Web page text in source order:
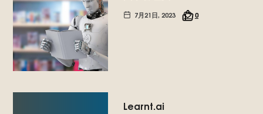
7月21日, 2023 0
Learnt.ai